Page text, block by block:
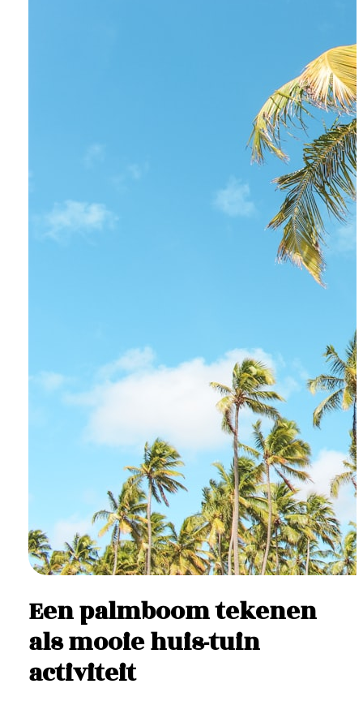
Een palmboom tekenen
als mooie huis-tuin
activiteit